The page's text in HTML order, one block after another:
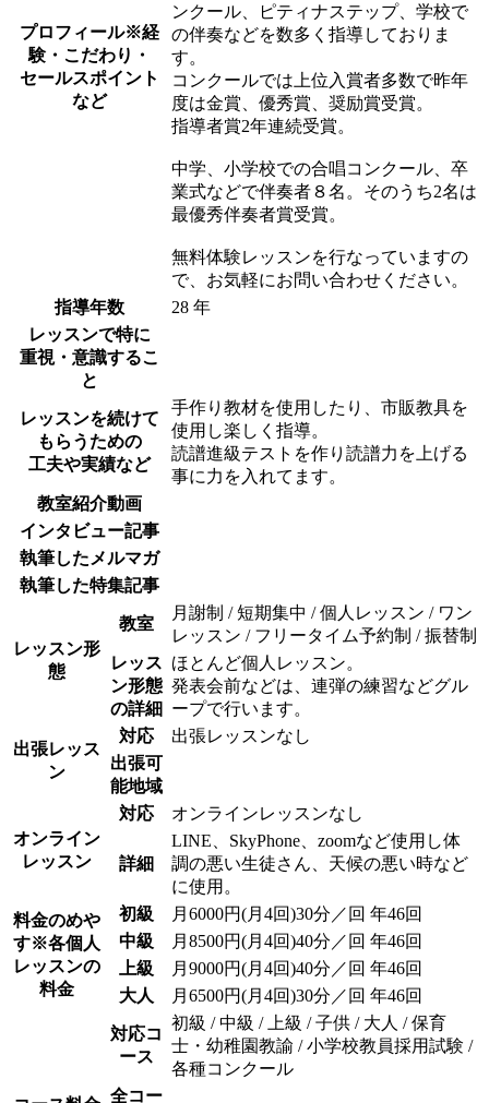
プロフィール※経
験・こだわり・
セールスポイント
など
ンクール、ピティナステップ、学校で
の伴奏などを数多く指導しておりま
す。
コンクールでは上位入賞者多数で昨年
度は金賞、優秀賞、奨励賞受賞。
指導者賞2年連続受賞。
中学、小学校での合唱コンクール、卒
業式などで伴奏者８名。そのうち2名は
最優秀伴奏者賞受賞。
無料体験レッスンを行なっていますの
で、お気軽にお問い合わせください。
指導年数
28 年
レッスンで特に
重視・意識するこ
と
レッスンを続けて
もらうための
工夫や実績など
手作り教材を使用したり、市販教具を
使用し楽しく指導。
読譜進級テストを作り読譜力を上げる
事に力を入れてます。
教室紹介動画
インタビュー記事
執筆したメルマガ
執筆した特集記事
レッスン形
態
教室
月謝制 / 短期集中 / 個人レッスン / ワン
レッスン / フリータイム予約制 / 振替制
レッス
ン形態
の詳細
ほとんど個人レッスン。
発表会前などは、連弾の練習などグル
ープで行います。
出張レッス
ン
対応
出張レッスンなし
出張可
能地域
オンライン
レッスン
対応 オンラインレッスンなし
詳細
LINE、SkyPhone、zoomなど使用し体
調の悪い生徒さん、天候の悪い時など
に使用。
料金のめや
す※各個人
レッスンの
料金
初級
月6000円(月4回)30分／回 年46回
中級
月8500円(月4回)40分／回 年46回
上級
月9000円(月4回)40分／回 年46回
大人
月6500円(月4回)30分／回 年46回
対応コ
ース
初級 / 中級 / 上級 / 子供 / 大人 / 保育
士・幼稚園教諭 / 小学校教員採用試験 /
各種コンクール
全コー